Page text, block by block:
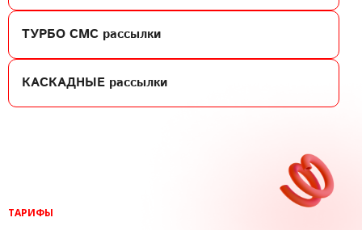
ТУРБО СМС рассылки
КАСКАДНЫЕ рассылки
ТАРИФЫ